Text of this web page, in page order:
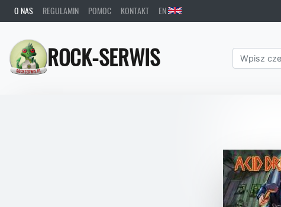
O NAS REGULAMIN POMOC KONTAKT EN
ROCK-SERWIS